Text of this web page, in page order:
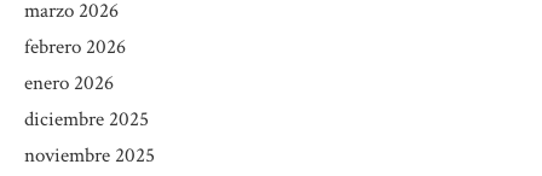
marzo 2026
febrero 2026
enero 2026
diciembre 2025
noviembre 2025